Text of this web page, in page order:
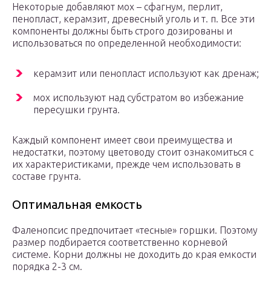
Некоторые добавляют мох – сфагнум, перлит,
пенопласт, керамзит, древесный уголь и т. п. Все эти
компоненты должны быть строго дозированы и
использоваться по определенной необходимости:
керамзит или пенопласт используют как дренаж;
мох используют над субстратом во избежание
пересушки грунта.
Каждый компонент имеет свои преимущества и
недостатки, поэтому цветоводу стоит ознакомиться с
их характеристиками, прежде чем использовать в
составе грунта.
Оптимальная емкость
Фаленопсис предпочитает «тесные» горшки. Поэтому
размер подбирается соответственно корневой
системе. Корни должны не доходить до края емкости
порядка 2-3 см.